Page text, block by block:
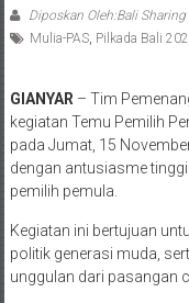
Diposkan Oleh:Bali Sharing
Mulia-PAS, Pilkada Bali
GIANYAR – Tim
kegiatan Temu Pemilih
pada Jumat, 15
dengan antusiasme
pemilih pemula.
Kegiatan ini bertujuan
politik generasi muda,
unggulan dari pasangan